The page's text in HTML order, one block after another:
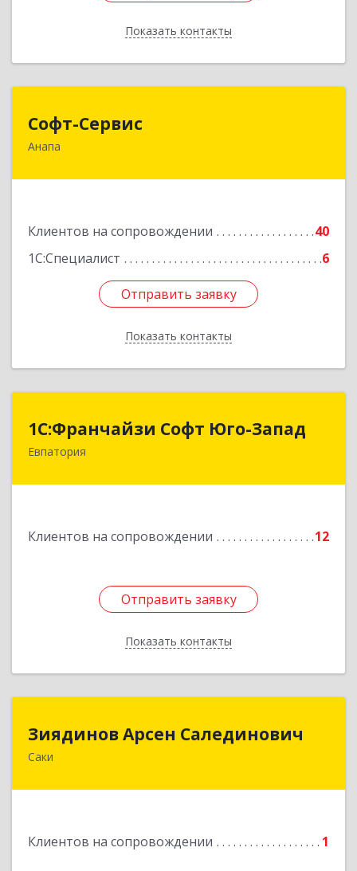
Показать контакты
Назад
Софт-Сервис
Анапа
Клиентов на сопровождении
40
1С:Специалист
6
Отправить заявку
Показать контакты
353440, Краснодарский край, Анапский р-н,
Отправить заявку
Назад
1С:Франчайзи Софт Юго-Запад
Евпатория
Клиентов на сопровождении 12
Отправить заявку
Показать контакты
1С:Франчайзи Софт Юго-Запад
297407, Крым Респ, Евпатория г, Победы пр-кт,
Отправить заявку
Назад
Зиядинов Арсен Салединович
Саки
Клиентов на сопровождении 1